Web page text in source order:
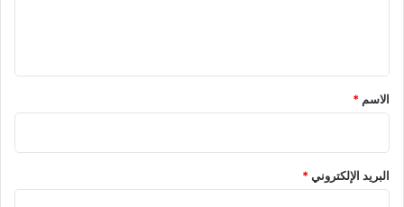
*
الاسم *
البريد الإلكتروني*